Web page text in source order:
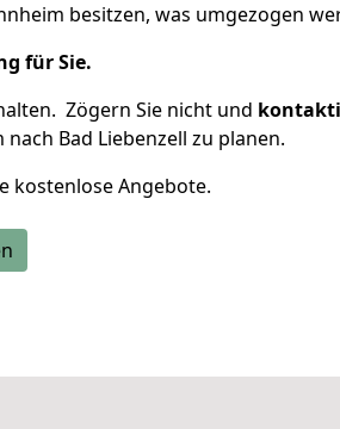
besitzen, was umgezogen
für Sie.
Zögern Sie nicht und
Bad Liebenzell zu planen.
kostenlose Angebote.